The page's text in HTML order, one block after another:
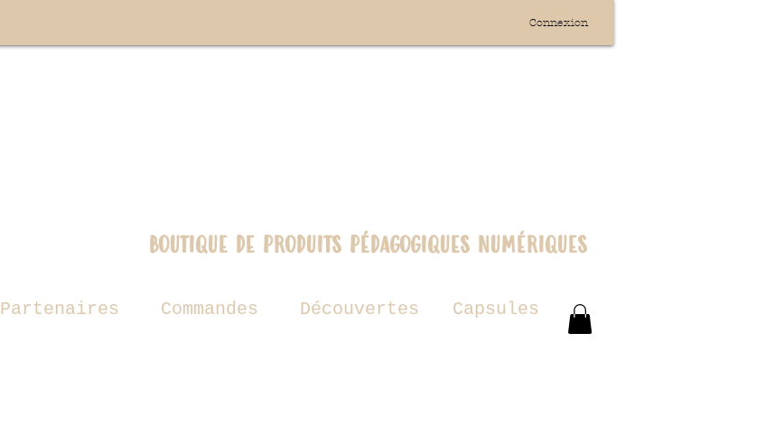
Connexion
boutique de produits pédagogiques numériques
Partenaires Commandes Découvertes Capsules